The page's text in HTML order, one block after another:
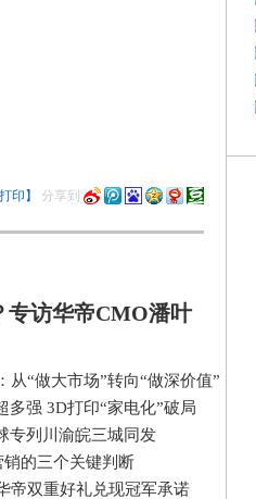
打印】 分享到
专访华帝CMO潘叶
从“做大市场”转向“做深价值”
多强 3D打印“家电化”破局
专列川渝皖三城同发
的三个关键判断
帝双重好礼兑现冠军承诺